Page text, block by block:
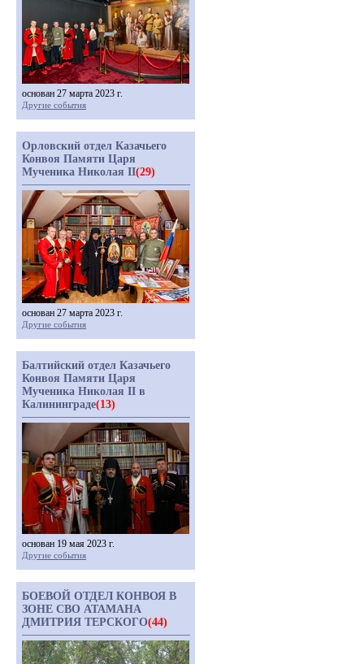
основан 27 марта 2023 г.
Другие события
Орловский отдел Казачьего
Конвоя Памяти Царя
Мученика Николая II(29)
основан 27 марта 2023 г.
Другие события
Балтийский отдел Казачьего
Конвоя Памяти Царя
Мученика Николая II в
Калининграде(13)
основан 19 мая 2023 г.
Другие события
БОЕВОЙ ОТДЕЛ КОНВОЯ В
ЗОНЕ СВО АТАМАНА
ДМИТРИЯ ТЕРСКОГО(44)